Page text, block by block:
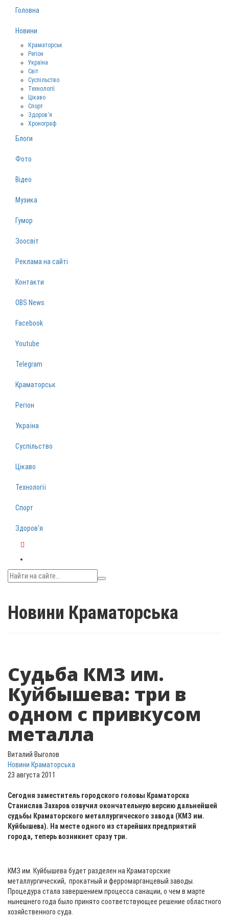
Головна
Новини
Краматорськ
Регіон
Україна
Світ
Суспільство
Технології
Цікаво
Спорт
Здоров‘я
Хронограф
Блоги
Фото
Відео
Музика
Гумор
Зоосвіт
Реклама на сайті
Контакти
OBS News
Facebook
Youtube
Telegram
Краматорськ
Регіон
Україна
Суспільство
Цікаво
Технології
Спорт
Здоров‘я
Новини Краматорська
Судьба КМЗ им.
Куйбышева: три в
одном с привкусом
металла
Виталий Выголов
Новини Краматорська
23 августа 2011
Сегодня заместитель городского головы Краматорска
Станислав Захаров озвучил окончательную версию дальнейшей
судьбы Краматорского металлургического завода (КМЗ им.
Куйбышева). На месте одного из старейших предприятий
города, теперь возникнет сразу три.
КМЗ им. Куйбышева будет разделен на Краматорские
металлургический, прокатный и ферромарганцевый заводы.
Процедура стала завершением процесса санации, о чем в марте
нынешнего года было принято соответствующее решение областного
хозяйственного суда.